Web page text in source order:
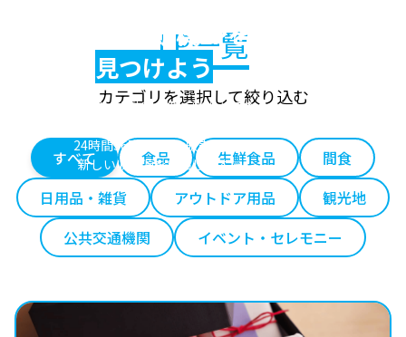
最適な自販機LPを
見つけよう
テーマ別に自動販売機の特徴を紹介
24時間365日の無人販売で、
新しい収益源を創出します
LP一覧
カテゴリを選択して絞り込む
すべて 食品 生鮮食品
間食
日用品・雑貨
アウトドア用品
観光地
公共交通機関
イベント・セレモニー